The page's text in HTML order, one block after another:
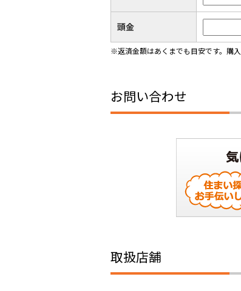
頭金
※返済金額はあくまでも目安です。購入
お問い合わせ
取扱店舗